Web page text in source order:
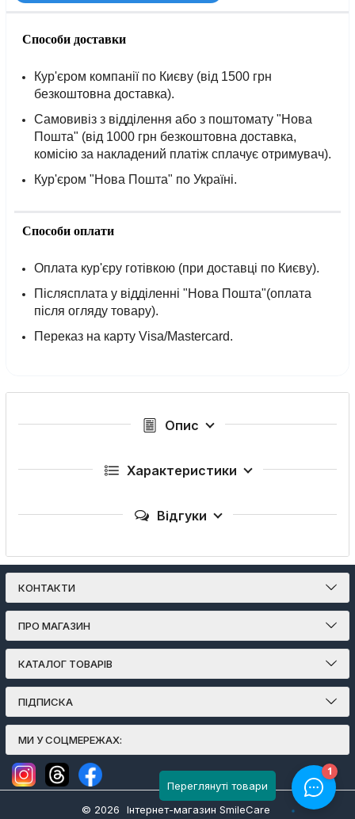
Способи доставки
Кур'єром компанії по Києву (від 1500 грн
безкоштовна доставка).
Самовивіз з відділення або з поштомату "Нова
Пошта" (від 1000 грн безкоштовна доставка,
комісію за накладений платіж сплачує отримувач).
Кур'єром "Нова Пошта" по Україні.
Способи оплати
Оплата кур'єру готівкою (при доставці по Києву).
Післясплата у відділенні "Нова Пошта"(оплата
після огляду товару).
Переказ на карту Visa/Mastercard.
Опис
Характеристики
Відгуки
Переглянуті товари
КОНТАКТИ
ПРО МАГАЗИН
КАТАЛОГ ТОВАРІВ
ПІДПИСКА
МИ У СОЦМЕРЕЖАХ:
© 2026 Інтернет-магазин SmileCare